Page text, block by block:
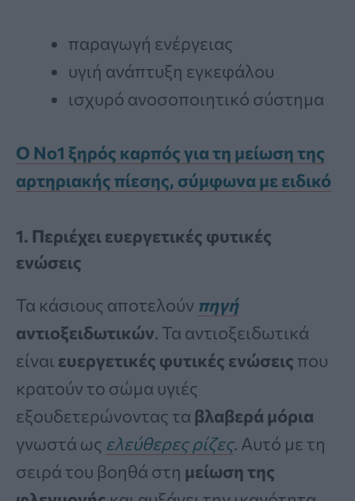
παραγωγή ενέργειας
υγιή ανάπτυξη εγκεφάλου
ισχυρό ανοσοποιητικό σύστημα
Ο Νο1 ξηρός καρπός για τη μείωση της
αρτηριακής πίεσης, σύμφωνα με ειδικό
1. Περιέχει ευεργετικές φυτικές
ενώσεις
Τα κάσιους αποτελούν πηγή
αντιοξειδωτικών. Τα αντιοξειδωτικά
είναι ευεργετικές φυτικές ενώσεις που
κρατούν το σώμα υγιές
εξουδετερώνοντας τα βλαβερά μόρια
γνωστά ως ελεύθερες ρίζες. Αυτό με τη
σειρά του βοηθά στη μείωση της